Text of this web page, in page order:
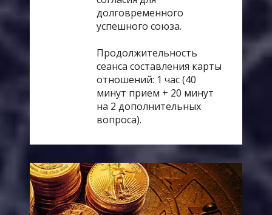
долговременного
успешного союза.
Продолжительность
сеанса составления карты
отношений: 1 час (40
минут прием + 20 минут
на 2 дополнительных
вопроса).